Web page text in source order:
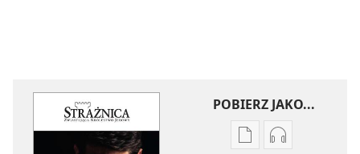
POBIERZ JAKO...
UstawieniaUstawienia